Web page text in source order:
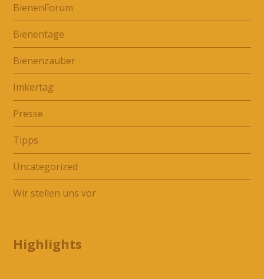
BienenForum
Bienentage
Bienenzauber
Imkertag
Presse
Tipps
Uncategorized
Wir stellen uns vor
Highlights